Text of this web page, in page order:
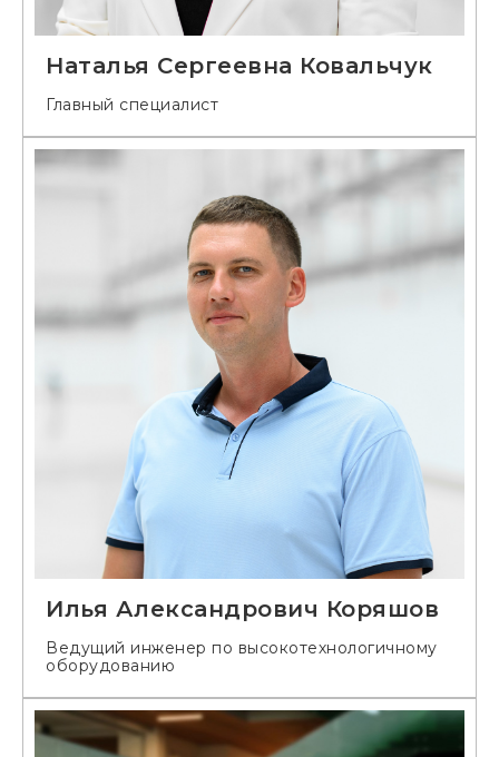
Наталья Сергеевна Ковальчук
Главный специалист
Илья Александрович Коряшов
Ведущий инженер по высокотехнологичному
оборудованию